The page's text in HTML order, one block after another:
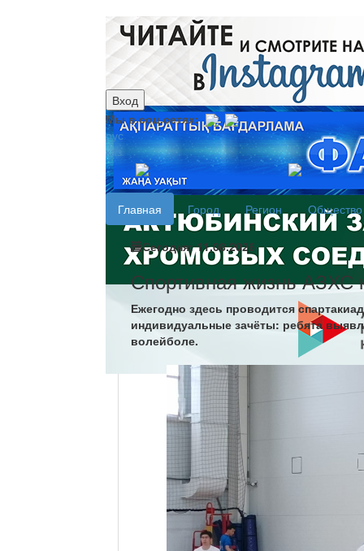
Вход
Мы в соц.сетях:
рус
каз
Главная Город Регион Общество
Сегодня: 11.08.2026
Спортивная жизнь АЗХС
Ежегодно здесь проводится
индивидуальные зачёты: ребята
волейболе.